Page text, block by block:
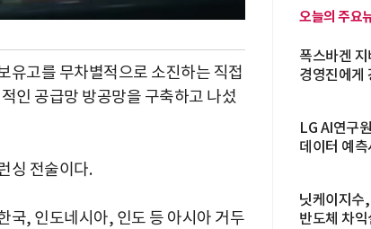
유고를 무차별적으로 소진하는 직접
인 공급망 방공망을 구축하고 나섰
싱 전술이다.
국, 인도네시아, 인도 등 아시아 거두
오늘의 주요
폭스바겐
경영진에게
LG AI연구
데이터 예측
닛케이지
반도체 차